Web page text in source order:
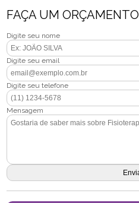
FAÇA UM ORÇAMENTO
Digite seu nome
Digite seu email
Digite seu telefone
Mensagem